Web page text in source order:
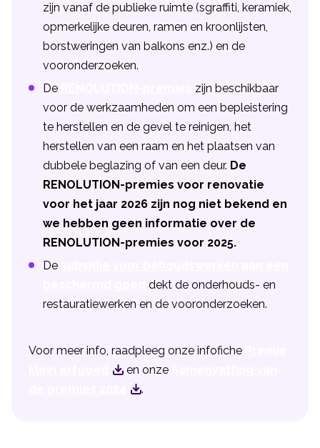
zijn vanaf de publieke ruimte (sgraffiti, keramiek,
opmerkelijke deuren, ramen en kroonlijsten,
borstweringen van balkons enz.) en de
vooronderzoeken.
De
zijn beschikbaar
voor de werkzaamheden om een bepleistering
te herstellen en de gevel te reinigen, het
herstellen van een raam en het plaatsen van
dubbele beglazing of van een deur. De
RENOLUTION-premies voor renovatie
voor het jaar 2026 zijn nog niet bekend en
we hebben geen informatie over de
RENOLUTION-premies voor 2025.
De
dekt de onderhouds- en
restauratiewerken en de vooronderzoeken.
Voor meer info, raadpleeg onze infofiche
en onze
.